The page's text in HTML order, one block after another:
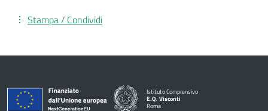
Stampa / Condividi
Istituto Comprensivo
E.Q. Visconti
Roma